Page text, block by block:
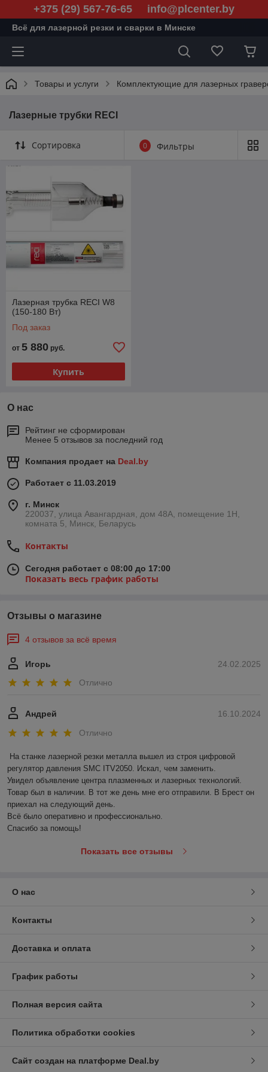
+375 (29) 567-76-65 info@plcenter.by
Всё для лазерной резки и сварки в Минске
Товары и услуги Комплектующие для лазерных
Лазерные трубки RECI
Сортировка 0 Фильтры
Лазерная трубка RECI W8
(150-180 Вт)
Под заказ
от 5 880 руб.
Купить
О нас
Рейтинг не сформирован
Менее 5 отзывов за последний год
Компания продает на Deal.by
Работает с 11.03.2019
г. Минск
220037, улица Авангардная, дом 48А, помещение 1Н,
комната 5, Минск, Беларусь
Контакты
Сегодня работает с 08:00 до 17:00
Показать весь график работы
Отзывы о магазине
4 отзывов за всё время
24.02.2025
Игорь
Отлично
16.10.2024
Андрей
Отлично
На станке лазерной резки металла вышел из строя цифровой
регулятор давления SMC ITV2050. Искал, чем заменить.
Увидел объявление центра плазменных и лазерных технологий.
Товар был в наличии. В тот же день мне его отправили. В Брест он
приехал на следующий день.
Всё было оперативно и профессионально.
Спасибо за помощь!
Показать все отзывы
О нас
Контакты
Доставка и оплата
График работы
Полная версия сайта
Политика обработки cookies
Сайт создан на платформе Deal.by